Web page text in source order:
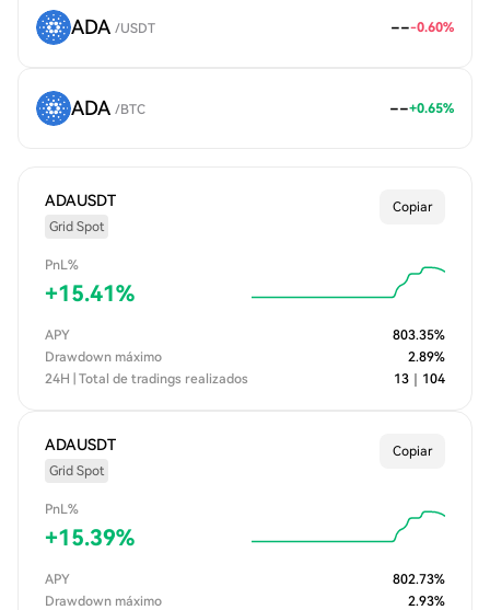
ADA /USDT ---0.60%
ADA /BTC --+0.65%
ADAUSDT
Grid Spot
Copiar
PnL%
+15.41%
APY 803.35%
Drawdown máximo
2.89%
24H | Total de tradings realizados
13 104
ADAUSDT
Grid Spot
Copiar
PnL%
+15.39%
APY 802.73%
Drawdown máximo
2.93%